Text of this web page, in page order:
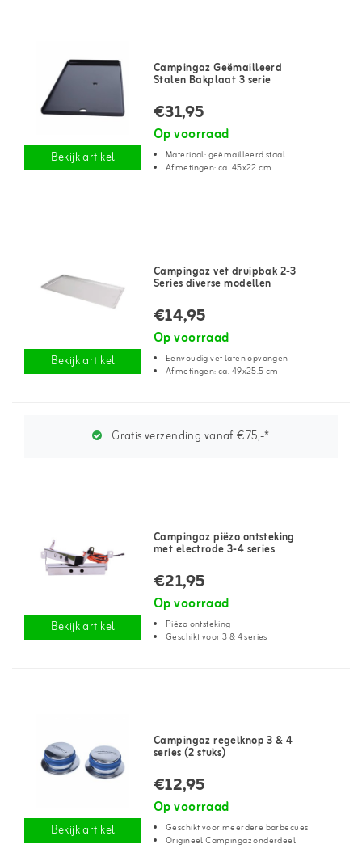
Bekijk artikel
Campingaz Geëmailleerd
Stalen Bakplaat 3 serie
€31,95
Op voorraad
Materiaal: geëmailleerd staal
Afmetingen: ca. 45x22 cm
Bekijk artikel
Campingaz vet druipbak 2-3
Series diverse modellen
€14,95
Op voorraad
Eenvoudig vet laten opvangen
Afmetingen: ca. 49x25.5 cm
Gratis verzending vanaf €75,-*
Bekijk artikel
Campingaz piëzo ontsteking
met electrode 3-4 series
€21,95
Op voorraad
Piëzo ontsteking
Geschikt voor 3 & 4 series
Bekijk artikel
Campingaz regelknop 3 & 4
series (2 stuks)
€12,95
Op voorraad
Geschikt voor meerdere barbecues
Origineel Campingaz onderdeel